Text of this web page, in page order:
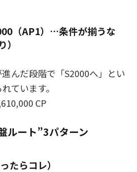
（AP1）…条件が揃うな
んだ段階で「S2000へ」とい
ています。
CP
ルート”3パターン
たらコレ）